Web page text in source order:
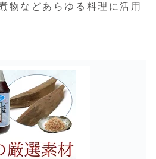
物などあらゆる料理に活用